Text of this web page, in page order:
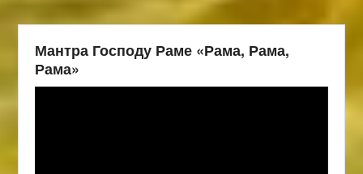
Мантра Господу Раме «Рама, Рама,
Рама»